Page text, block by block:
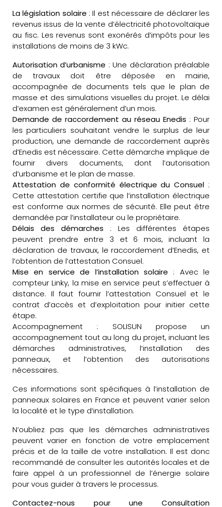
La législation solaire : Il est nécessaire de déclarer les
revenus issus de la vente d’électricité photovoltaïque
au fisc. Les revenus sont exonérés d’impôts pour les
installations de moins de 3 kWc.
Autorisation d’urbanisme : Une déclaration préalable
de travaux doit être déposée en mairie,
accompagnée de documents tels que le plan de
masse et des simulations visuelles du projet. Le délai
d’examen est généralement d’un mois.
Demande de raccordement au réseau Enedis : Pour
les particuliers souhaitant vendre le surplus de leur
production, une demande de raccordement auprès
d’Enedis est nécessaire. Cette démarche implique de
fournir divers documents, dont l’autorisation
d’urbanisme et le plan de masse.
Attestation de conformité électrique du Consuel :
Cette attestation certifie que l’installation électrique
est conforme aux normes de sécurité. Elle peut être
demandée par l’installateur ou le propriétaire.
Délais des démarches : Les différentes étapes
peuvent prendre entre 3 et 6 mois, incluant la
déclaration de travaux, le raccordement d’Enedis, et
l’obtention de l’attestation Consuel.
Mise en service de l’installation solaire : Avec le
compteur Linky, la mise en service peut s’effectuer à
distance. Il faut fournir l’attestation Consuel et le
contrat d’accès et d’exploitation pour initier cette
étape.
Accompagnement : SOLISUN propose un
accompagnement tout au long du projet, incluant les
démarches administratives, l’installation des
panneaux, et l’obtention des autorisations
nécessaires.
Ces informations sont spécifiques à l’installation de
panneaux solaires en France et peuvent varier selon
la localité et le type d’installation.
N’oubliez pas que les démarches administratives
peuvent varier en fonction de votre emplacement
précis et de la taille de votre installation. Il est donc
recommandé de consulter les autorités locales et de
faire appel à un professionnel de l’énergie solaire
pour vous guider à travers le processus.
Contactez-nous pour une Consultation